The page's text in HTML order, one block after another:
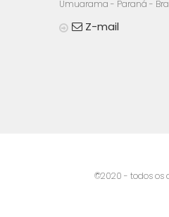
Umuarama - Paraná -
Z-mail
©2020 - todos os